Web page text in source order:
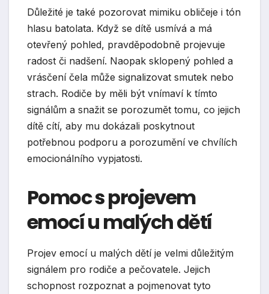
Důležité je také pozorovat mimiku obličeje i tón
hlasu batolata. Když se dítě usmívá a má
otevřený pohled, pravděpodobně projevuje
radost či nadšení. Naopak sklopený pohled a
vrásčení čela může signalizovat smutek nebo
strach. Rodiče by měli být vnímaví k tímto
signálům a snažit se porozumět tomu, co jejich
dítě cítí, aby mu dokázali poskytnout
potřebnou podporu a porozumění ve chvílích
emocionálního vypjatosti.
Pomoc s projevem
emocí u malých dětí
Projev emocí u malých dětí je velmi důležitým
signálem pro rodiče a pečovatele. Jejich
schopnost rozpoznat a pojmenovat tyto